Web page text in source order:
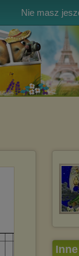
Nie masz